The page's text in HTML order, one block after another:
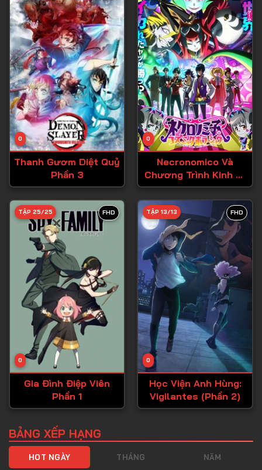
Tập 30
Tập 31
Tập 32
Tập 33
Tập 34
Tập 35
Tập 36
Tập 37
Tập 39
Tập 40
Tập 42
Tập 43
Tập 44
Tập 45
Tập 46
Tập 47
Tập 49
0
Thanh Gươm Diệt Quỷ
Phần 3
0
Necronomico Và
Chương Trình Kinh Dị
Vũ Trụ
FHD
0
TẬP 25/25
Gia Đình Điệp Viên
Phần 1
FHD
0
TẬP 13/13
Học Viện Anh Hùng:
Vigilantes (Phần 2)
BẢNG XẾP HẠNG
HOT NGÀY THÁNG NĂM